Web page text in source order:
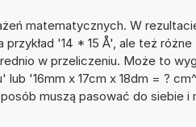
matematycznych. W
'14 * 15 Å', ale też różne
w przeliczeniu. Może to
lub '16mm x 17cm x 18dm = ?
muszą pasować do siebie i